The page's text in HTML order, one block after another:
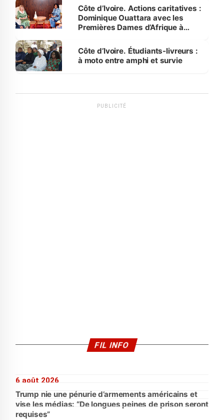
Côte d’Ivoire. Actions caritatives :
Dominique Ouattara avec les
Premières Dames d’Afrique à
Côte d’Ivoire. Étudiants-livreurs :
à moto entre amphi et survie
PUBLICITÉ
FIL INFO
6 août 2026
Trump nie une pénurie d’armements américains et
vise les médias: “De longues peines de prison seront
requises”